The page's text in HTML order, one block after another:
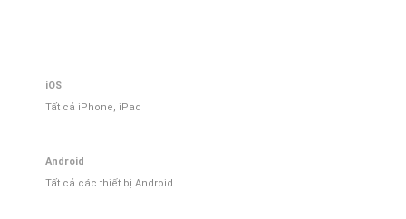
iOS
Tất cả iPhone, iPad
Android
Tất cả các thiết bị Android